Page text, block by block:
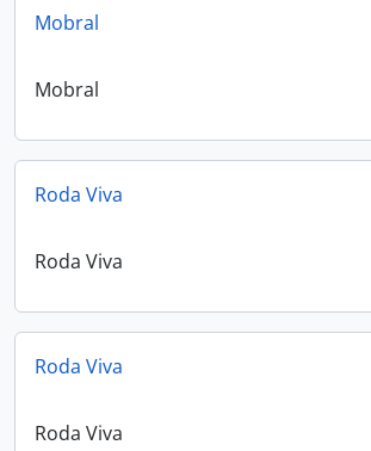
Mobral
Mobral
Roda Viva
Roda Viva
Roda Viva
Roda Viva